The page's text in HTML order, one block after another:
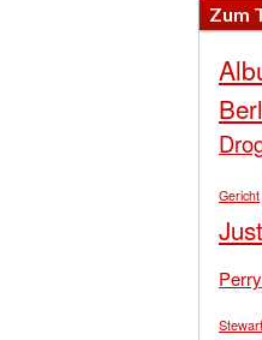
Zum
Gericht
Perry
Stewart